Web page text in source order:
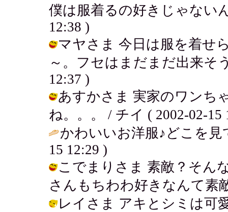
僕は服着るの好きじゃない
12:38 )
マヤさま 今日は服を着せ
～。フセはまだまだ出来そ
12:37 )
あすかさま 実家のワンち
ね。。。 / チイ ( 2002-02-15
かわいいお洋服♪どこを
15 12:29 )
こでまりさま 素敵？そん
さんもちわわ好きなんて素
レイさま アキとシミは可